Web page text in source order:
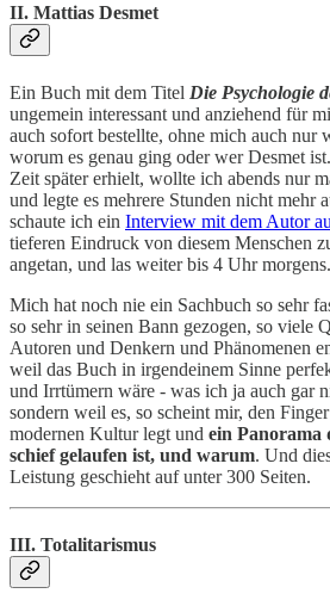
II. Mattias Desmet
Ein Buch mit dem Titel Die Psychologie
ungemein interessant und anziehend für
auch sofort bestellte, ohne mich auch nur
worum es genau ging oder wer Desmet
Zeit später erhielt, wollte ich abends nur
und legte es mehrere Stunden nicht mehr
schaute ich ein Interview mit dem Autor
tieferen Eindruck von diesem Menschen
angetan, und las weiter bis 4 Uhr morgens.
Mich hat noch nie ein Sachbuch so sehr
so sehr in seinen Bann gezogen, so viele
Autoren und Denkern und Phänomenen
weil das Buch in irgendeinem Sinne
und Irrtümern wäre - was ich ja auch gar
sondern weil es, so scheint mir, den
modernen Kultur legt und ein Panorama
schief gelaufen ist, und warum. Und
Leistung geschieht auf unter 300 Seiten.
III. Totalitarismus